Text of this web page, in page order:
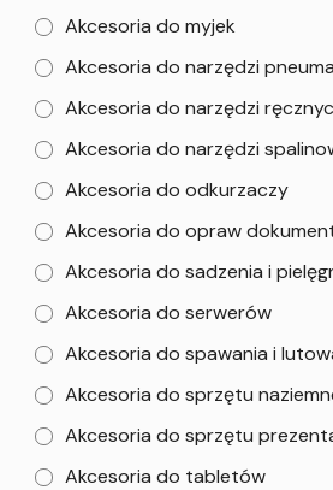
Akcesoria do myjek
Akcesoria do narzędzi
Akcesoria do narzędzi
Akcesoria do narzędzi
Akcesoria do odkurzaczy
Akcesoria do opraw
Akcesoria do sadzenia i
Akcesoria do serwerów
Akcesoria do spawania i
Akcesoria do sprzętu
Akcesoria do sprzętu
Akcesoria do tabletów